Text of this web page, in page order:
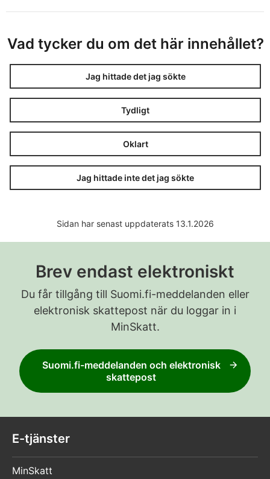
Vad tycker du om det här innehållet?
Jag hittade det jag sökte
Tydligt
Oklart
Jag hittade inte det jag sökte
Sidan har senast uppdaterats 13.1.2026
Brev endast elektroniskt
Du får tillgång till Suomi.fi-meddelanden eller
elektronisk skattepost när du loggar in i
MinSkatt.
Suomi.fi-meddelanden och elektronisk
skattepost
E-tjänster
MinSkatt